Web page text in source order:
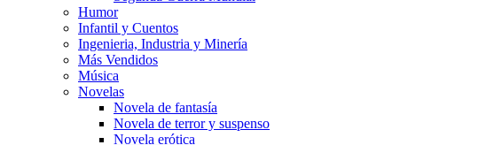
Humor
Infantil y Cuentos
Ingenieria, Industria y Minería
Más Vendidos
Música
Novelas
Novela de fantasía
Novela de terror y suspenso
Novela erótica